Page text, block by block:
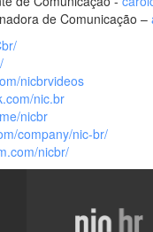
de Comunicação –
nicbrvideos
nic.br
nicbr
company/nic-br/
nicbr/